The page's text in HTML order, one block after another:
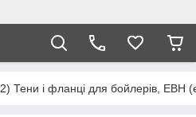
2) Тени і фланці для бойлерів, ЕВН